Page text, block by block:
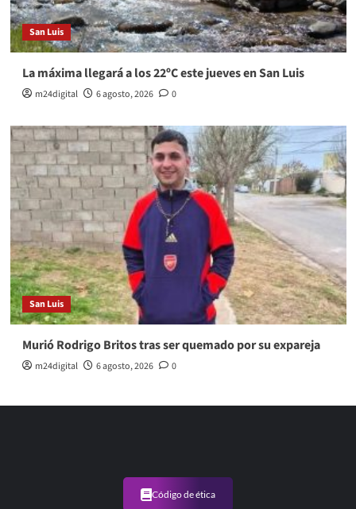
San Luis
La máxima llegará a los 22ºC este jueves en San Luis
m24digital 6 agosto, 2026 0
San Luis
Murió Rodrigo Britos tras ser quemado por su expareja
m24digital 6 agosto, 2026 0
Código de ética